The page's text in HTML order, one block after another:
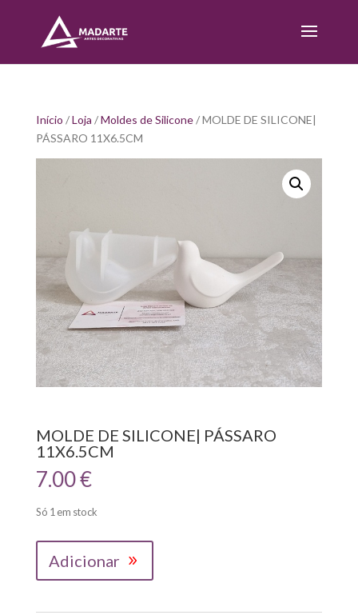
Início /Loja /Moldes de Silicone/ MOLDE DE SILICONE|
PÁSSARO 11X6.5CM
MOLDE DE SILICONE| PÁSSARO
11X6.5CM
7.00€
Só 1 em stock
Adicionar